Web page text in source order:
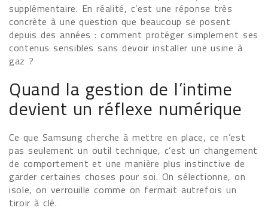
supplémentaire. En réalité, c’est une réponse très
concrète à une question que beaucoup se posent
depuis des années : comment protéger simplement ses
contenus sensibles sans devoir installer une usine à
gaz ?
Quand la gestion de l’intime
devient un réflexe numérique
Ce que Samsung cherche à mettre en place, ce n’est
pas seulement un outil technique, c’est un changement
de comportement et une manière plus instinctive de
garder certaines choses pour soi. On sélectionne, on
isole, on verrouille comme on fermait autrefois un
tiroir à clé.